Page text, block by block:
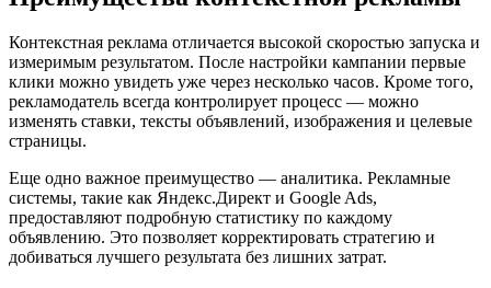
Контекстная реклама отличается высокой скоростью запуска и
измеримым результатом. После настройки кампании первые
клики можно увидеть уже через несколько часов. Кроме того,
рекламодатель всегда контролирует процесс — можно
изменять ставки, тексты объявлений, изображения и целевые
страницы.
Еще одно важное преимущество — аналитика. Рекламные
системы, такие как Яндекс.Директ и Google Ads,
предоставляют подробную статистику по каждому
объявлению. Это позволяет корректировать стратегию и
добиваться лучшего результата без лишних затрат.